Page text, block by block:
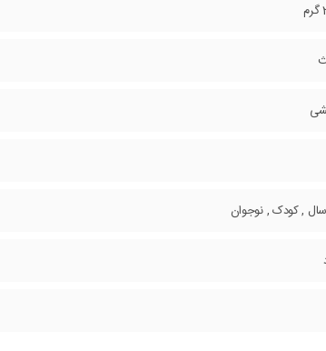
, کودک , نوجوان